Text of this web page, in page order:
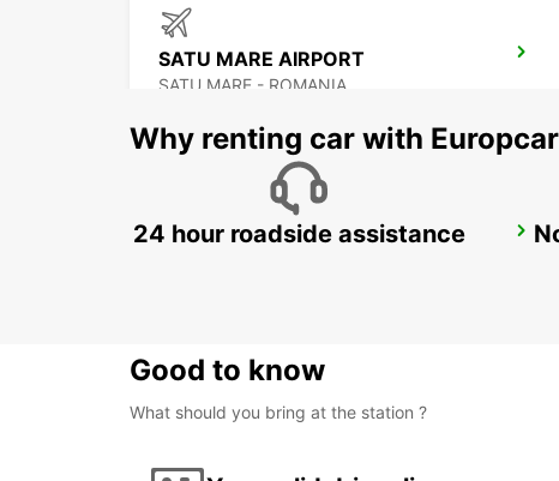
SATU MARE AIRPORT
SATU MARE - ROMANIA
BUDAPEST AIRPORT TERMINAL 2B
Why renting car with
24 hour roadside assistance
Good to know
What should you bring at the station ?